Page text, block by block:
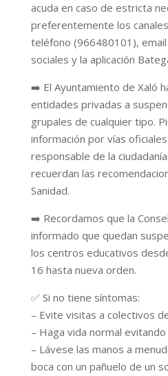
acuda en caso de estricta
preferentemente los
teléfono (966480101),
sociales y la aplicación
➡️ El Ayuntamiento de Xaló
entidades privadas a
grupales de cualquier tipo.
información por vías
responsable de la
recuerdan las
Sanidad.
➡️ Recordamos que la
informado que quedan
los centros educativos
16 hasta nueva orden.
✅Si no tiene síntomas:
– Evite visitas a colectivos
– Haga vida normal
– Lávese las manos a
boca con un pañuelo de un